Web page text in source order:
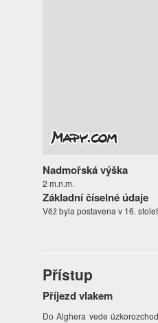
Nadmořská výška
2 m.n.m.
Základní číselné údaje
Věž byla postavena v 16.
Přístup
Příjezd vlakem
Do Alghera vede